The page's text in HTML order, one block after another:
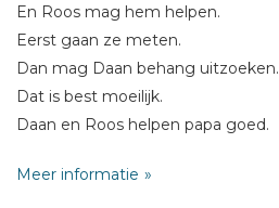
En Roos mag hem helpen.
Eerst gaan ze meten.
Dan mag Daan behang uitzoeken.
Dat is best moeilijk.
Daan en Roos helpen papa goed.
En papa meet en knipt.
Meer informatie
Titel *
Bericht *